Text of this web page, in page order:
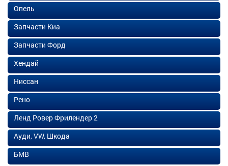
Опель
Запчасти Киа
Запчасти Форд
Хендай
Ниссан
Рено
Ленд Ровер Фрилендер 2
Ауди, VW, Шкода
БМВ